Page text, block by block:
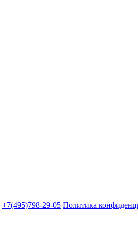
+7(495)798-29-05 Политика